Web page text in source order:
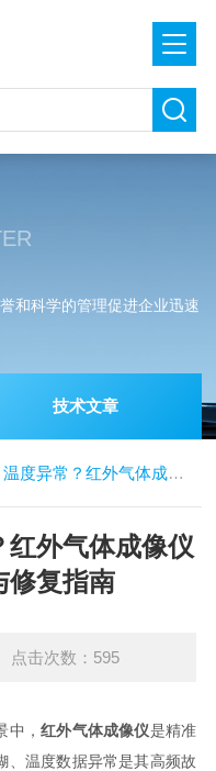
和科学的管理促进企业迅速
技术文章
红外气体成像仪常见故障自查与修复指南
红外气体成像仪
修复指南
击次数：595
中，红外气体成像仪是精准
、温度数据异常是其高频故